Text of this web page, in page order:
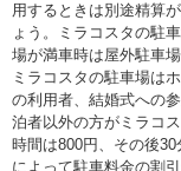
用するときは別途精算
ょう。ミラコスタの駐
場が満車時は屋外駐車
ミラコスタの駐車場は
の利用者、結婚式への
泊者以外の方がミラコ
時間は800円、その後
によって駐車料金の割